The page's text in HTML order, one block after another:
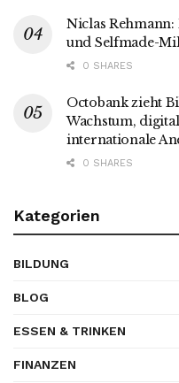
Niclas
und Selfmade-
0 SHARES
Octobank zieht
Wachstum,
internationale
0 SHARES
Kategorien
BILDUNG
BLOG
ESSEN & TRINKEN
FINANZEN